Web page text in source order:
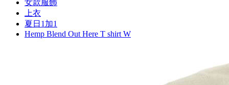
女款服飾
上衣
夏日1加1
Hemp Blend Out Here T shirt W